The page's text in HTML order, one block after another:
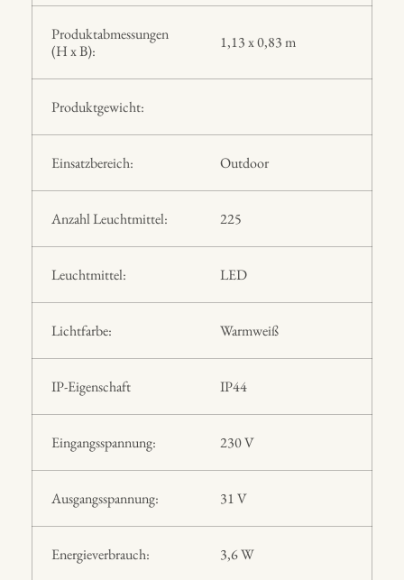
Produktabmessungen
(H x B):
1,13 x 0,83 m
Produktgewicht:
Einsatzbereich: Outdoor
Anzahl Leuchtmittel: 225
Leuchtmittel: LED
Lichtfarbe: Warmweiß
IP-Eigenschaft IP44
Eingangsspannung: 230 V
Ausgangsspannung: 31 V
Energieverbrauch: 3,6 W